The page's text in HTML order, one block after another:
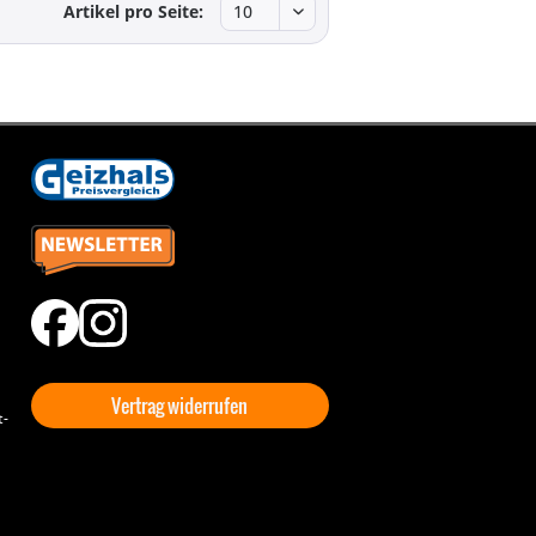
Artikel pro Seite:
Vertrag widerrufen